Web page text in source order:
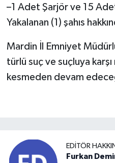
–1 Adet Şarjör ve 15
Yakalanan (1) şahıs
Mardin İl Emniyet
türlü suç ve suçluya karşı
kesmeden devam
EDITÖR
Furkan